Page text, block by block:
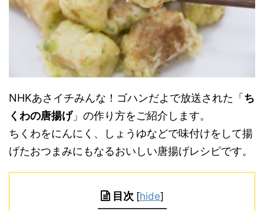
NHKあさイチみんな！ゴハンだよで放送された「 ち
くわの唐揚げ」の作り方をご紹介します。
ちくわをにんにく、しょうゆなどで味付けをして揚
げたおつまみにもなるおいしい唐揚げレシピです。